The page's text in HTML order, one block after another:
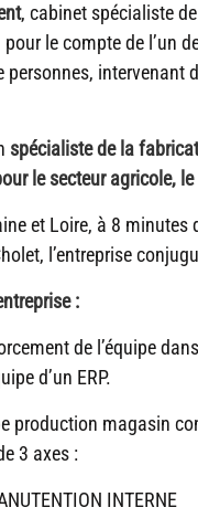
, cabinet spécialiste
pour le compte de l’un
personnes,
spécialiste de la
le secteur agricole,
et Loire, à 8 minutes
l’entreprise
:
de l’équipe
d’un ERP.
production magasin
3 axes :
INTERNE